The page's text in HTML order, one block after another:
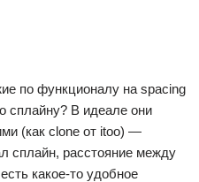
по функционалу на spacing
сплайну? В идеале они
(как clone от itoo) —
сплайн, расстояние между
какое-то удобное